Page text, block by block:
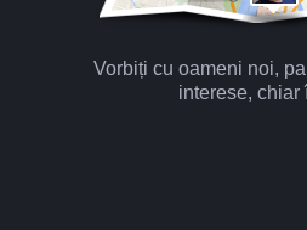
Vorbiți cu oameni noi,
interese, chiar